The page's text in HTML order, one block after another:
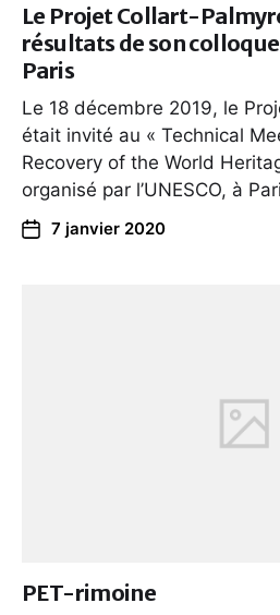
Le Projet Collart-
résultats de son colloque
Paris
Le 18 décembre 2019, le
était invité au « Technical
Recovery of the World
organisé par l’UNESCO, à
7 janvier 2020
PET-rimoine